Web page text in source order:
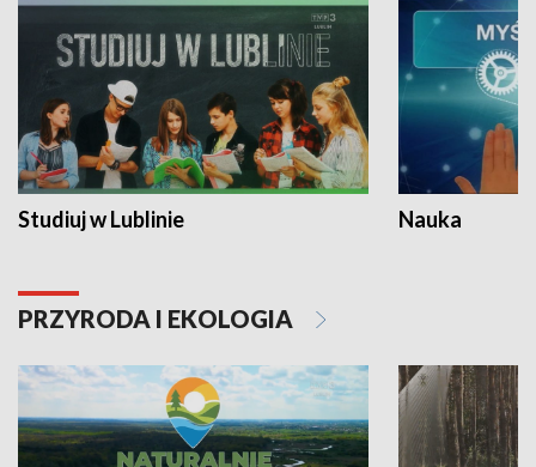
Studiuj w Lublinie Nauka
PRZYRODA I EKOLOGIA